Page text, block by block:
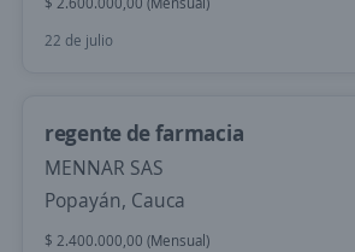
22 de julio
regente de farmacia
MENNAR SAS
Popayán, Cauca
$ 2.400.000,00 (Mensual)